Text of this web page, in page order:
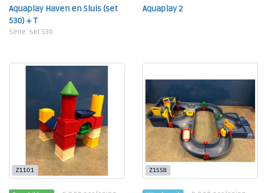
Aquaplay Haven en Sluis (set
530) + T
Serie: set 530
Aquaplay 2
Z1101 Z1558